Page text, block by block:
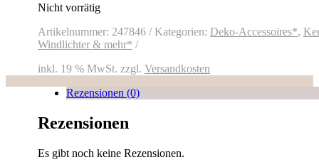
Nicht vorrätig
Artikelnummer: 247846 Kategorien: Deko-Accessoires*,
Windlichter & mehr*
inkl. 19 % MwSt. zzgl. Versandkosten
Rezensionen (0)
Rezensionen
Es gibt noch keine Rezensionen.